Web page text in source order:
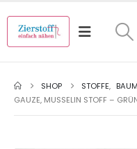
SHOP STOFFE,
GAUZE, MUSSELIN STOFF –